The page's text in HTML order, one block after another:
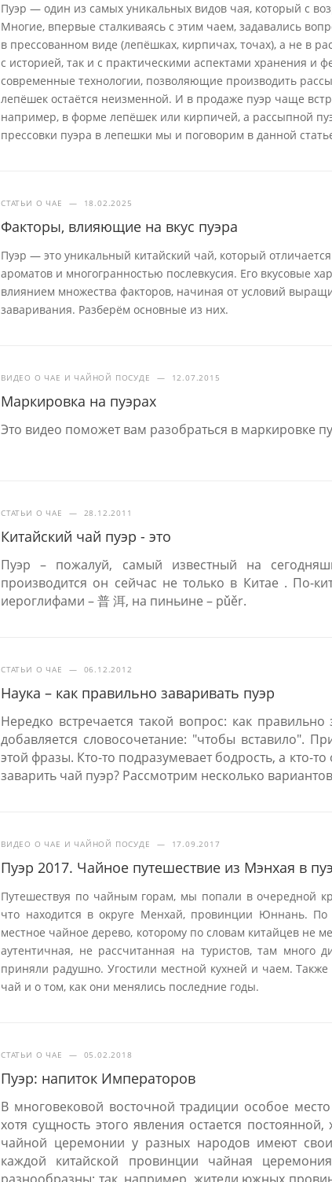
Пуэр — один из самых уникальных видов чая, который с
Многие, впервые сталкиваясь с этим чаем, задавались
в прессованном виде (лепёшках, кирпичах, точах), а не в
с историей, так и с практическими аспектами хранения и
современные технологии, позволяющие производить
лепёшек остаётся неизменной. И в продаже пуэр чаще
например, в форме лепёшек или кирпичей, а рассыпной
прессовки пуэра в лепешки мы и поговорим в данной
СТАТЬИ О ЧАЕ — 18.02.2025
Факторы, влияющие на вкус пуэра
Пуэр — это уникальный китайский чай, который
ароматов и многогранностью послевкусия. Его вкусовые
влиянием множества факторов, начиная от условий
заваривания. Разберём основные из них.
ВИДЕО О ЧАЕ И ЧАЙНОЙ ПОСУДЕ — 12.07.2015
Маркировка на пуэрах
Это видео поможет вам разобраться в маркировке
СТАТЬИ О ЧАЕ — 28.12.2011
Китайский чай пуэр - это
Пуэр – пожалуй, самый известный на
производится он сейчас не только в Китае . По-
иероглифами – 普 洱, на пиньине – pǔěr.
СТАТЬИ О ЧАЕ — 06.12.2012
Наука – как правильно заваривать пуэр
Нередко встречается такой вопрос: как
добавляется словосочетание: "чтобы вставило".
этой фразы. Кто-то подразумевает бодрость, а кто-
заварить чай пуэр? Рассмотрим несколько
ВИДЕО О ЧАЕ И ЧАЙНОЙ ПОСУДЕ — 17.09.2017
Пуэр 2017. Чайное путешествие из Мэнхая в
Путешествуя по чайным горам, мы попали в очередной
что находится в округе Менхай, провинции Юннань. По
местное чайное дерево, которому по словам китайцев не
аутентичная, не рассчитанная на туристов, там много
приняли радушно. Угостили местной кухней и чаем.
чай и о том, как они менялись последние годы.
СТАТЬИ О ЧАЕ — 05.02.2018
Пуэр: напиток Императоров
В многовековой восточной традиции особое
хотя сущность этого явления остается
чайной церемонии у разных народов имеют
каждой китайской провинции чайная